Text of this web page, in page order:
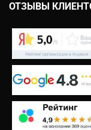
ОТЗЫВЫ